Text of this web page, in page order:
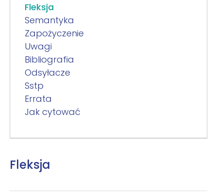
Fleksja
Semantyka
Zapożyczenie
Uwagi
Bibliografia
Odsyłacze
Sstp
Errata
Jak cytować
Fleksja